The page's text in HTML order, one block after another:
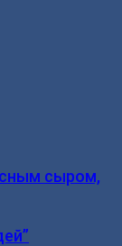
сыром,